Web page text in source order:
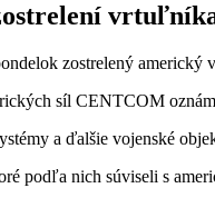
zostrelený americký
síl CENTCOM
a ďalšie vojenské
podľa nich súviseli s